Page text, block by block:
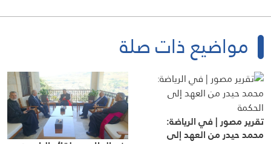
مواضيع ذات صلة
تقرير مصور | في الرياضة:
محمد حيدر من العهد إلى